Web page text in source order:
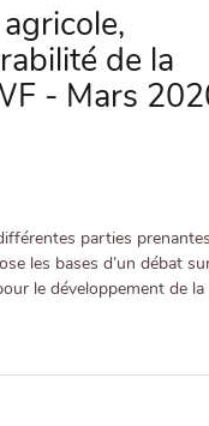
de la
- Mars
parties
les bases d’un débat
le développement de la